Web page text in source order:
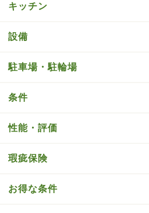
キッチン
設備
駐車場・駐輪場
条件
性能・評価
瑕疵保険
お得な条件